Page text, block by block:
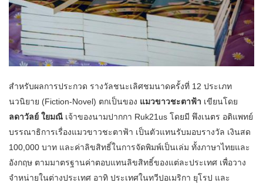
สำหรับผลการประกวด รางวัลชนะเลิศชมนาดครั้งที่ 12 ประเภท
นวนิยาย (Fiction-Novel) ตกเป็นของ แมวขาวชะตาฟ้า เขียนโดย
ลดาวัลย์ ใยมณี เจ้าของนามปากกา Ruk21us โดยมี พึงเนตร อติแพทย์
บรรณาธิการเรื่องแมวขาวชะตาฟ้า เป็นตัวแทนรับมอบรางวัล เงินสด
100,000 บาท และค่าลิขสิทธิ์ในการจัดพิมพ์เป็นเล่ม ทั้งภาษาไทยและ
อังกฤษ ตามมาตรฐานค่าตอบแทนลิขสิทธิ์ของแต่ละประเทศ เพื่อวาง
จำหน่ายในต่างประเทศ อาทิ ประเทศในทวีปอเมริกา ยุโรป และ